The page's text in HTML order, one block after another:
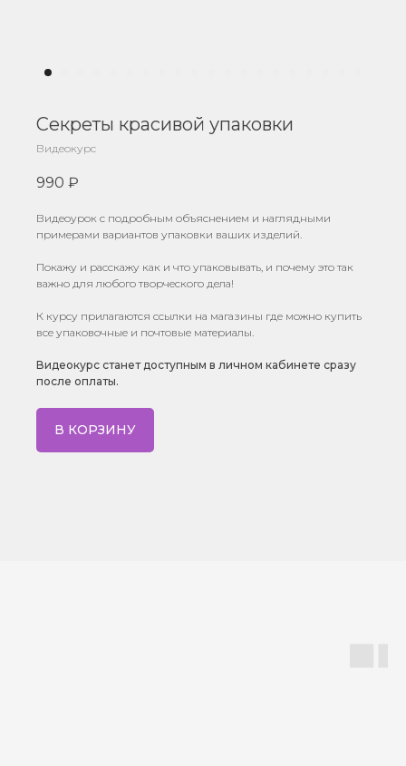
Секреты красивой упаковки
Видеокурс
990 ₽
Видеоурок с подробным объяснением и наглядными
примерами вариантов упаковки ваших изделий.
Покажу и расскажу как и что упаковывать, и почему это так
важно для любого творческого дела!
К курсу прилагаются ссылки на магазины где можно купить
все упаковочные и почтовые материалы.
Видеокурс станет доступным в личном кабинете сразу
после оплаты.
В КОРЗИНУ